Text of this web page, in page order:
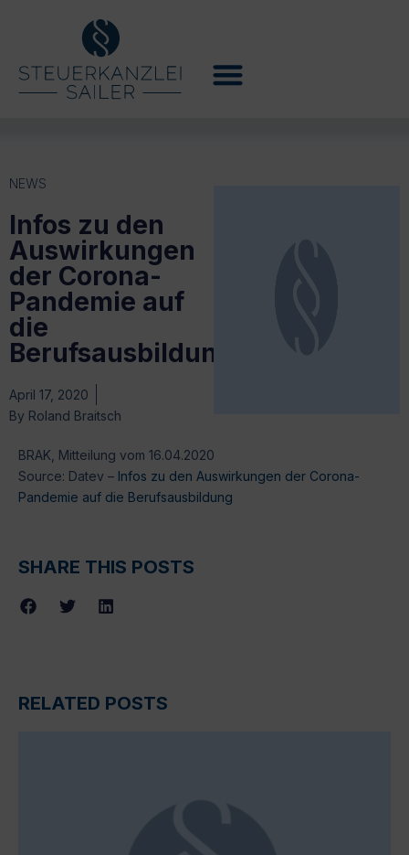
NEWS
Infos zu den
Auswirkungen
der Corona-
Pandemie auf
die
Berufsausbildung
April 17, 2020
By Roland Braitsch
BRAK, Mitteilung vom 16.04.2020
Source: Datev – Infos zu den Auswirkungen der Corona-
Pandemie auf die Berufsausbildung
SHARE THIS POSTS
RELATED POSTS